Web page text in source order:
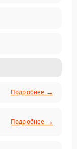
Подробнее →
Подробнее →